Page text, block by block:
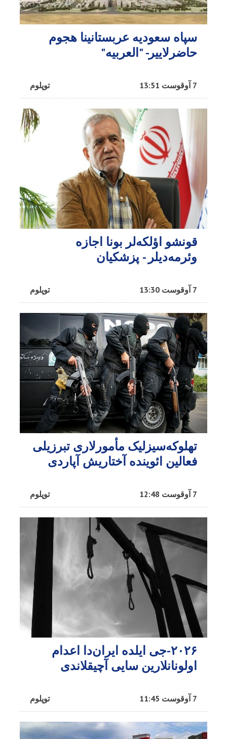
سپاه سعودیه عربستانینا هجوم
حاضرلاییر- "العربیه"
توپلوم 7 آوقوست 13:51
قونشو اؤلکه‌لر بونا اجازه
وئرمه‌دیلر - پزشکیان
توپلوم 7 آوقوست 13:30
تهلوکه‌سیزلیک مأمورلاری تبرزیلی
فعالین ائوینده آختاریش آپاردی
توپلوم 7 آوقوست 12:48
۲۰۲۶-جی ایلده ایران‌دا اعدام
اولونانلارین سایی آچیقلاندی
توپلوم 7 آوقوست 11:45